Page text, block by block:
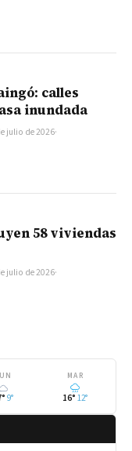
calles
inundada
julio de 2026·
58 viviendas
julio de 2026·
9°
MAR
16° 12°